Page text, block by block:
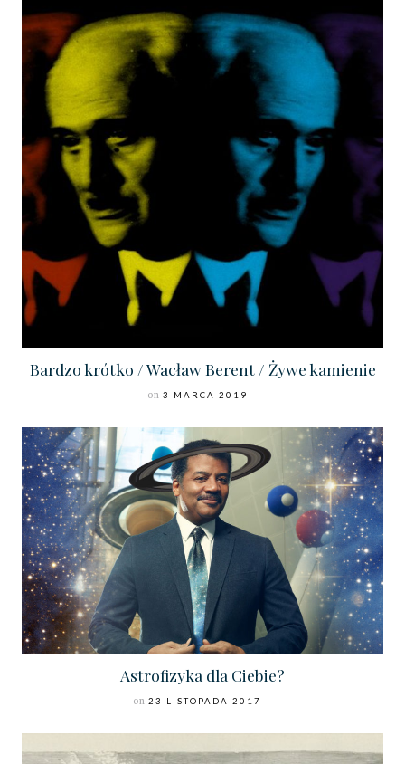
Bardzo krótko / Wacław Berent / Żywe kamienie
on 3 MARCA 2019
Astrofizyka dla Ciebie?
on 23 LISTOPADA 2017